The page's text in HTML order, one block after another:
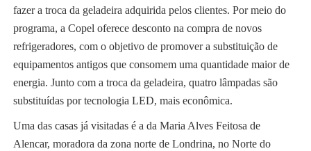
fazer a troca da geladeira adquirida pelos clientes. Por meio do
programa, a Copel oferece desconto na compra de novos
refrigeradores, com o objetivo de promover a substituição de
equipamentos antigos que consomem uma quantidade maior de
energia. Junto com a troca da geladeira, quatro lâmpadas são
substituídas por tecnologia LED, mais econômica.
Uma das casas já visitadas é a da Maria Alves Feitosa de
Alencar, moradora da zona norte de Londrina, no Norte do